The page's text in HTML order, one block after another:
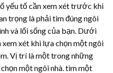
yếu tố cần xem xét trước khi
trọng là phải tìm đúng ngôi
và lối sống của bạn. Dưới
xem xét khi lựa chọn một ngôi
Vị trí là một trong những
một ngôi nhà. tìm một